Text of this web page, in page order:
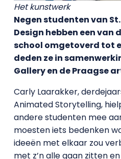
Het kunstwerk
Negen studenten van
Design hebben een van
school omgetoverd tot
deden ze in
Gallery en de Praagse
Carly Laarakker,
Animated Storytelling,
andere studenten mee
moesten iets bedenken
ideeën met elkaar zou
met z’n alle gaan zitten